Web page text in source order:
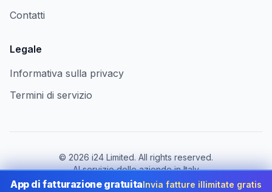
Contatti
Legale
Informativa sulla privacy
Termini di servizio
© 2026 i24 Limited. All rights reserved.
Al servizio delle aziende in Italy
Cambia paese:
Italy
App di fatturazione gratuitaInvia fatture illimitate gratis